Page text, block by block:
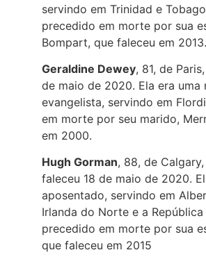
servindo em Trinidad e
precedido em morte por sua
Bompart, que faleceu em 2013.
Geraldine Dewey, 81, de
de maio de 2020. Ela era uma
evangelista, servindo em
em morte por seu marido,
em 2000.
Hugh Gorman, 88, de
faleceu 18 de maio de 2020.
aposentado, servindo em
Irlanda do Norte e a
precedido em morte por sua
que faleceu em 2015